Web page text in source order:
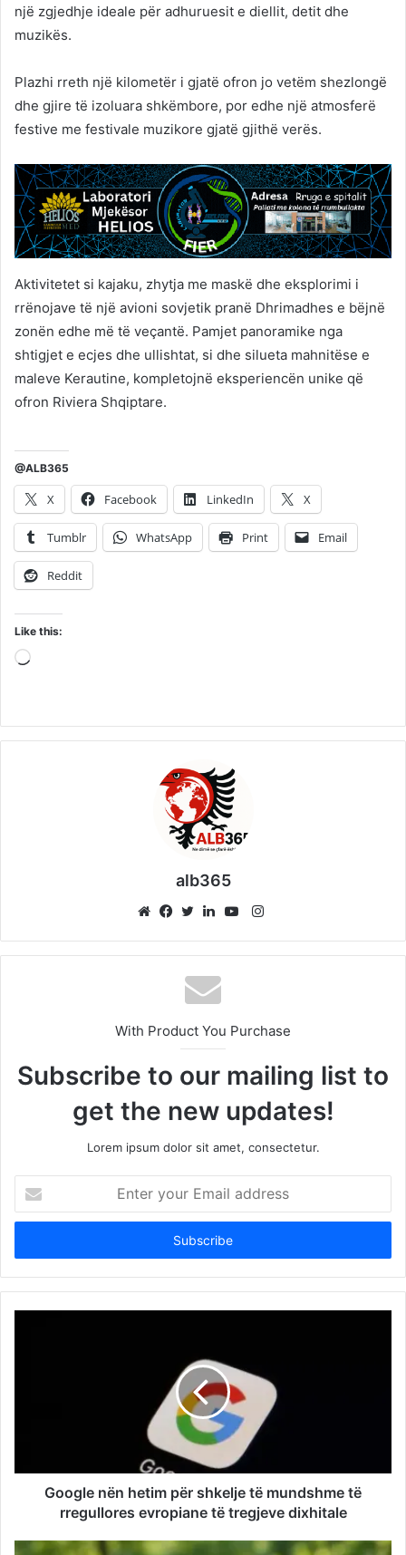
një zgjedhje ideale për adhuruesit e diellit, detit dhe
muzikës.
Plazhi rreth një kilometër i gjatë ofron jo vetëm shezlongë
dhe gjire të izoluara shkëmbore, por edhe një atmosferë
festive me festivale muzikore gjatë gjithë verës.
Aktivitetet si kajaku, zhytja me maskë dhe eksplorimi i
rrënojave të një avioni sovjetik pranë Dhrimadhes e bëjnë
zonën edhe më të veçantë. Pamjet panoramike nga
shtigjet e ecjes dhe ullishtat, si dhe silueta mahnitëse e
maleve Kerautine, kompletojnë eksperiencën unike që
ofron Riviera Shqiptare.
@ALB365
X Facebook LinkedIn X
Tumblr WhatsApp Print Email
Reddit
Like this:
Loading…
alb365
Instagram
With Product You Purchase
Subscribe to our mailing list to
get the new updates!
Lorem ipsum dolor sit amet, consectetur.
your
Email
Google nën hetim për shkelje të mundshme të
rregullores evropiane të tregjeve dixhitale